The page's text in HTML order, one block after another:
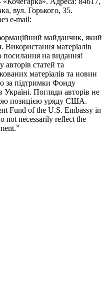
вул. Горького, 35.
e-mail:
майданчик, який
Використання матеріалів
посилання на видання!
авторів статей та
матеріалів та новин
за підтримки Фонду
Погляди авторів не
позицією уряду США.
Fund of the U.S. Embassy in
not necessarily reflect the